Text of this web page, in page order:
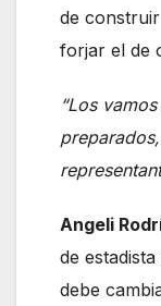
de
forjar el de
“Los
Angeli
de
debe